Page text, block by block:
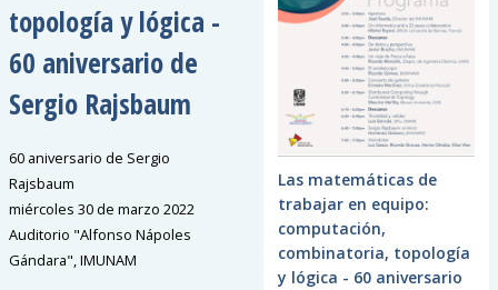
topología y lógica -
60 aniversario de
Sergio Rajsbaum
60 aniversario de Sergio
Rajsbaum
miércoles 30 de marzo 2022
Auditorio "Alfonso Nápoles
Gándara", IMUNAM
Las matemáticas de
trabajar en equipo:
computación,
combinatoria, topología
y lógica - 60 aniversario